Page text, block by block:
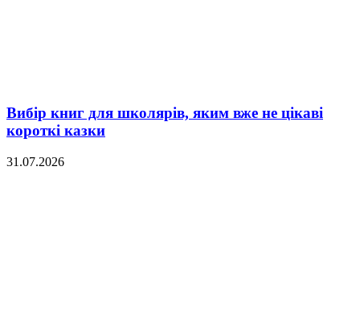
Вибір книг для школярів, яким вже не цікаві
короткі казки
31.07.2026